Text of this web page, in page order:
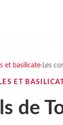
et basilicate› Les
ET
de